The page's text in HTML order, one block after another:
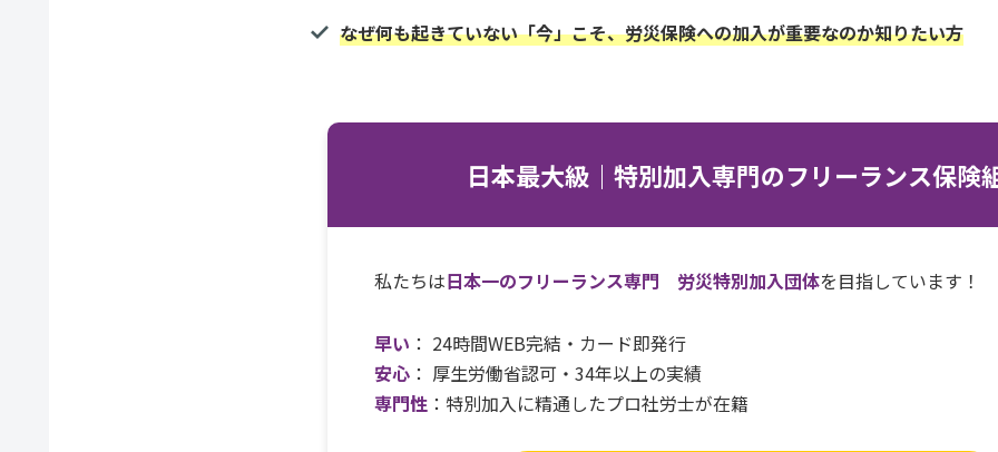
なぜ何も起きていない「今」こそ、労災保険への加入が重要なのか知りたい方
日本最大級｜特別加入専門のフリーランス保険
私たちは日本一のフリーランス専門 労災特別加入団体を目指しています！
早い ： 24時間WEB完結・カード即発行
安心 ： 厚生労働省認可・34年以上の実績
専門性 ：特別加入に精通したプロ社労士が在籍